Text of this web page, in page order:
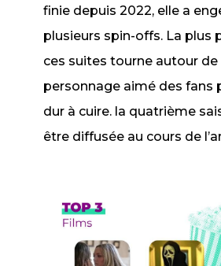
finie depuis 2022, elle a
plusieurs spin-offs. La plus
ces suites tourne autour de
personnage aimé des fans
dur à cuire. la quatrième
être diffusée au cours de